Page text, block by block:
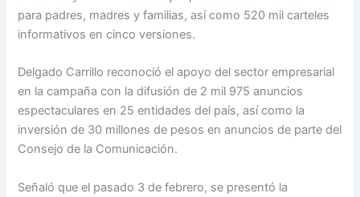
para padres, madres y familias, así como 520 mil carteles
informativos en cinco versiones.
Delgado Carrillo reconoció el apoyo del sector empresarial
en la campaña con la difusión de 2 mil 975 anuncios
espectaculares en 25 entidades del país, así como la
inversión de 30 millones de pesos en anuncios de parte del
Consejo de la Comunicación.
Señaló que el pasado 3 de febrero, se presentó la